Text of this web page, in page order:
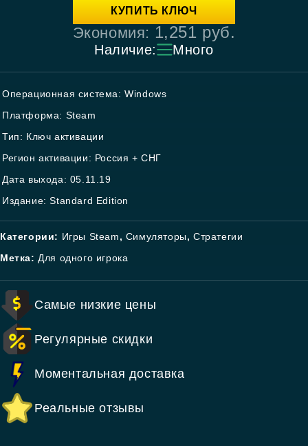
КУПИТЬ КЛЮЧ
Экономия: 1,251 руб.
Наличие: Много
Операционная система: Windows
Платформа: Steam
Тип: Ключ активации
Регион активации: Россия + СНГ
Дата выхода: 05.11.19
Издание: Standard Edition
Категории: Игры Steam, Симуляторы,Стратегии
Метка: Для одного игрока
Самые низкие цены
Регулярные скидки
Моментальная доставка
Реальные отзывы